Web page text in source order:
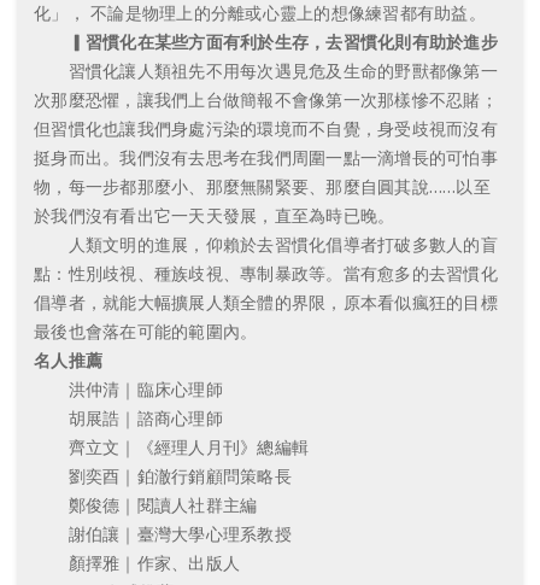
化」， 不論是物理上的分離或心靈上的想像練習都有助益。
▎習慣化在某些方面有利於生存，去習慣化則有助於進步
習慣化讓人類祖先不用每次遇見危及生命的野獸都像第一
次那麼恐懼，讓我們上台做簡報不會像第一次那樣慘不忍賭；
但習慣化也讓我們身處污染的環境而不自覺，身受歧視而沒有
挺身而出。我們沒有去思考在我們周圍一點一滴增長的可怕事
物，每一步都那麼小、那麼無關緊要、那麼自圓其說……以至
於我們沒有看出它一天天發展，直至為時已晚。
人類文明的進展，仰賴於去習慣化倡導者打破多數人的盲
點：性別歧視、種族歧視、專制暴政等。當有愈多的去習慣化
倡導者，就能大幅擴展人類全體的界限，原本看似瘋狂的目標
最後也會落在可能的範圍內。
名人推薦
洪仲清｜臨床心理師
胡展誥｜諮商心理師
齊立文｜《經理人月刊》總編輯
劉奕酉｜鉑澈行銷顧問策略長
鄭俊德｜閱讀人社群主編
謝伯讓｜臺灣大學心理系教授
顏擇雅｜作家、出版人